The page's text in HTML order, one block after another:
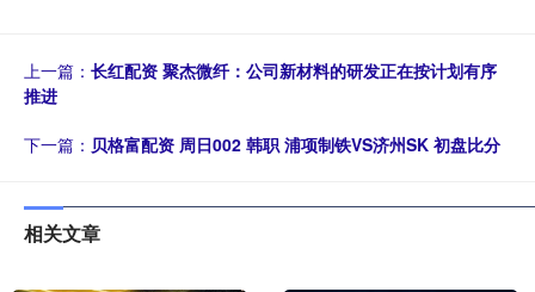
上一篇： 长红配资 聚杰微纤：公司新材料的研发正在按计划有序
推进
下一篇： 贝格富配资 周日002 韩职 浦项制铁VS济州SK 初盘比分
相关文章